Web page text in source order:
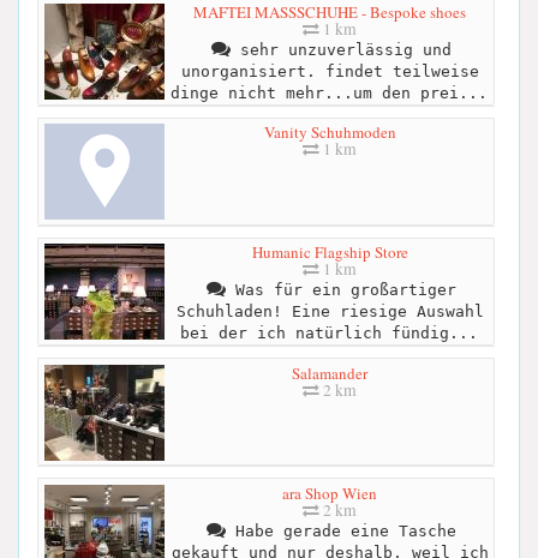
MAFTEI MASSSCHUHE - Bespoke shoes
1 km
sehr unzuverlässig und
unorganisiert. findet teilweise
dinge nicht mehr...um den prei...
Vanity Schuhmoden
1 km
Humanic Flagship Store
1 km
Was für ein großartiger
Schuhladen! Eine riesige Auswahl
bei der ich natürlich fündig...
Salamander
2 km
ara Shop Wien
2 km
Habe gerade eine Tasche
gekauft und nur deshalb, weil ich